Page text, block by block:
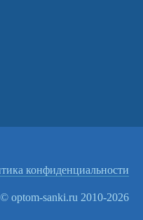
конфиденциальности
© optom-sanki.ru 2010-2026